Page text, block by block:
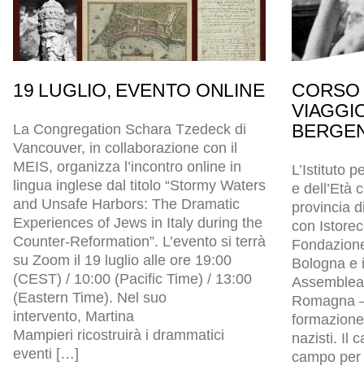
19 LUGLIO, EVENTO ONLINE
La Congregation Schara Tzedeck di
Vancouver, in collaborazione con il
MEIS, organizza l’incontro online in
lingua inglese dal titolo “Stormy Waters
and Unsafe Harbors: The Dramatic
Experiences of Jews in Italy during the
Counter-Reformation”. L’evento si terrà
su Zoom il 19 luglio alle ore 19:00
(CEST) / 10:00 (Pacific Time) / 13:00
(Eastern Time). Nel suo
intervento, Martina
Mampieri ricostruirà i drammatici
eventi […]
L’Istituto
e dell’Età
provincia
con
Bologna e
Romagna
nazisti. Il
campo